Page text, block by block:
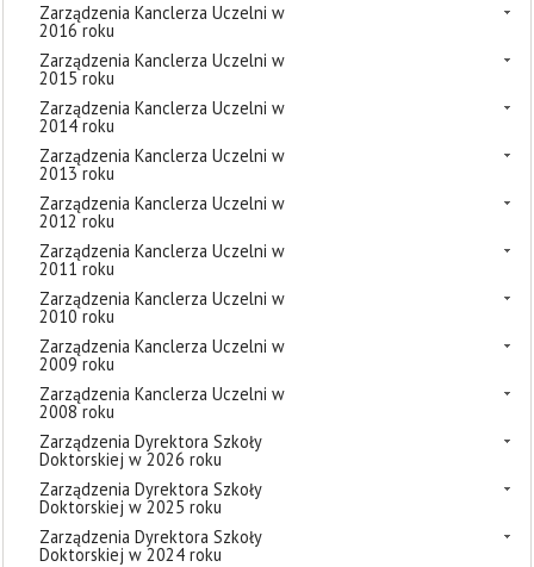
Zarządzenia Kanclerza Uczelni w
2016 roku
Zarządzenia Kanclerza Uczelni w
2015 roku
Zarządzenia Kanclerza Uczelni w
2014 roku
Zarządzenia Kanclerza Uczelni w
2013 roku
Zarządzenia Kanclerza Uczelni w
2012 roku
Zarządzenia Kanclerza Uczelni w
2011 roku
Zarządzenia Kanclerza Uczelni w
2010 roku
Zarządzenia Kanclerza Uczelni w
2009 roku
Zarządzenia Kanclerza Uczelni w
2008 roku
Zarządzenia Dyrektora Szkoły
Doktorskiej w 2026 roku
Zarządzenia Dyrektora Szkoły
Doktorskiej w 2025 roku
Zarządzenia Dyrektora Szkoły
Doktorskiej w 2024 roku